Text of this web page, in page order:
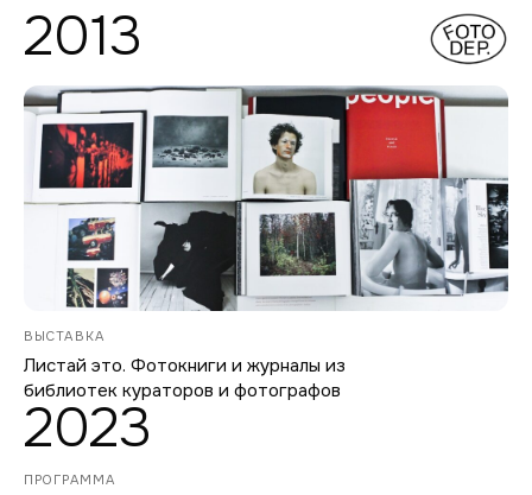
2013
ВЫСТАВКА
Листай это. Фотокниги и журналы из
библиотек кураторов и фотографов
2023
ПРОГРАММА